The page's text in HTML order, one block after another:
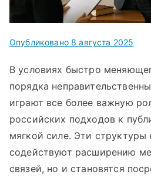
Опубликовано8 августа 2025
В условиях быстро
порядка
играют все более важную
российских подходов к
мягкой силе. Эти структуры
содействуют расширению
связей, но и становятся